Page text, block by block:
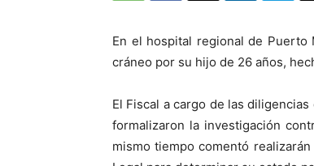
En el hospital regional de
cráneo por su hijo de 26 años,
El Fiscal a cargo de las
formalizaron la investigación
mismo tiempo comentó